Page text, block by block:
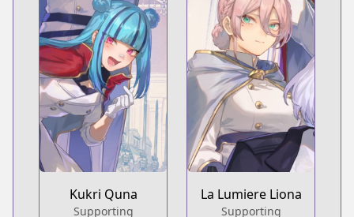
Kukri Quna
Supporting
La Lumiere Liona
Supporting